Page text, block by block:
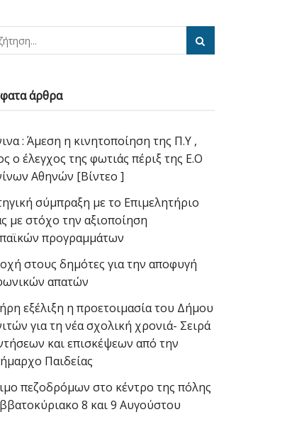
άρθρα
: Άμεση η κινητοποίηση της Π.Υ ,
ο έλεγχος της φωτιάς πέριξ της Ε.Ο
Αθηνών [Βίντεο ]
σύμπραξη με το Επιμελητήριο
με στόχο την αξιοποίηση
προγραμμάτων
στους δημότες για την αποφυγή
απατών
εξέλιξη η προετοιμασία του Δήμου
για τη νέα σχολική χρονιά- Σειρά
και επισκέψεων από την
Παιδείας
πεζοδρόμων στο κέντρο της πόλης
8 και 9 Αυγούστου